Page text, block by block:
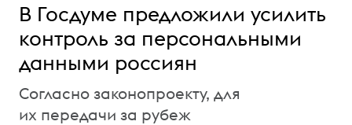
В Госдуме предложили усилить
контроль за персональными
данными россиян
Согласно законопроекту, для
их передачи за рубеж